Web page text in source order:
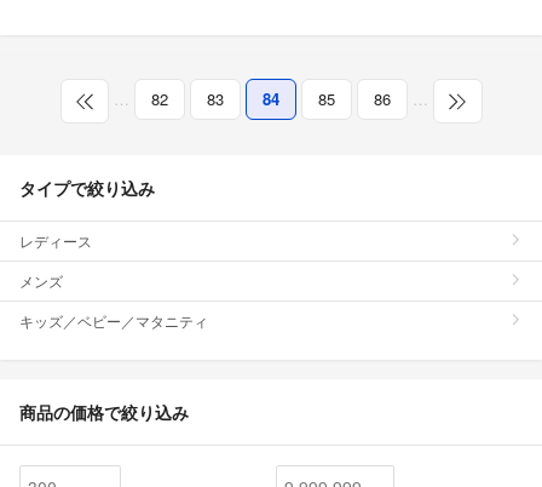
… 82 83 84 85 86 …
タイプで絞り込み
レディース
メンズ
キッズ／ベビー／マタニティ
商品の価格で絞り込み